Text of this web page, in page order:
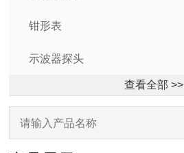
钳形表
示波器探头
查看全部 >>